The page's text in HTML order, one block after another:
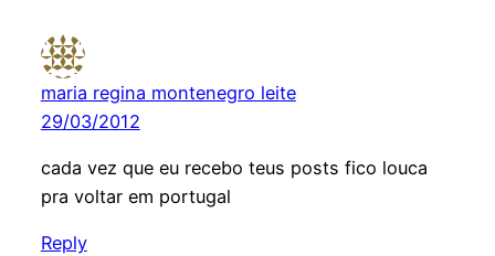
maria regina montenegro leite
29/03/2012
cada vez que eu recebo teus posts fico louca
pra voltar em portugal
Reply